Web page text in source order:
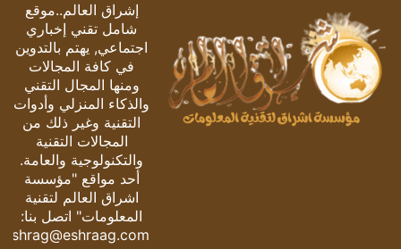
إشراق العالم..موقع
شامل تقني إخباري
اجتماعي, يهتم بالتدوين
في كافة المجالات
ومنها المجال التقني
والذكاء المنزلي وأدوات
التقنية وغير ذلك من
المجالات التقنية
والتكنولوجية والعامة.
أحد مواقع "مؤسسة
اشراق العالم لتقنية
المعلومات" اتصل بنا:
eshrag@eshraag.com